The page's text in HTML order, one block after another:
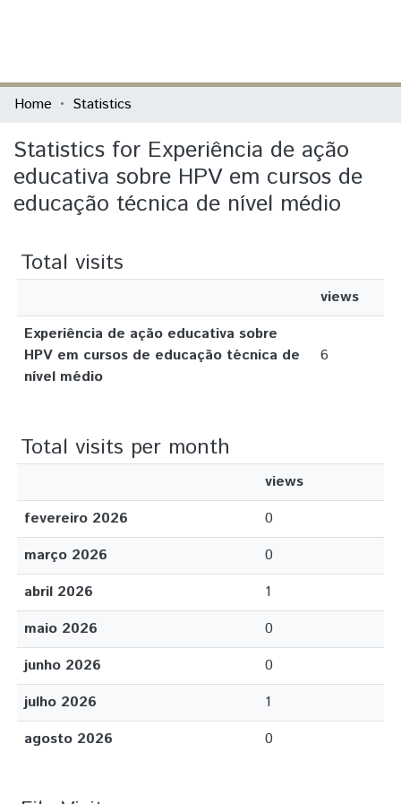
Communities & Collections
All of DSpace
Home Statistics
Statistics for Experiência de ação
educativa sobre HPV em cursos de
educação técnica de nível médio
Total visits
views
Experiência de ação educativa sobre
HPV em cursos de educação técnica de
nível médio
6
Total visits per month
views
fevereiro 2026
0
março 2026
0
abril 2026
1
maio 2026
0
junho 2026
0
julho 2026
1
agosto 2026
0